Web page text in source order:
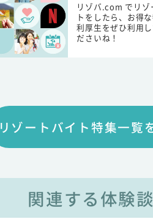
リゾバ.com でリゾ
トをしたら、お得
利厚生をぜひ利用し
ださいね！
リゾートバイト特集一覧
関連する体験談